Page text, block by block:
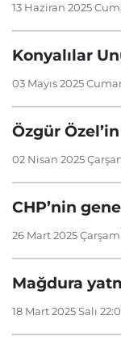
13 Haziran 2025
Konyalılar
03 Mayıs 2025
Özgür
02 Nisan 2025
CHP’nin
26 Mart 2025
Mağdura
18 Mart 2025 Salı